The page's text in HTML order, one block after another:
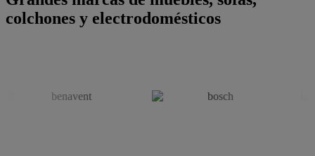
colchones y electrodomésticos